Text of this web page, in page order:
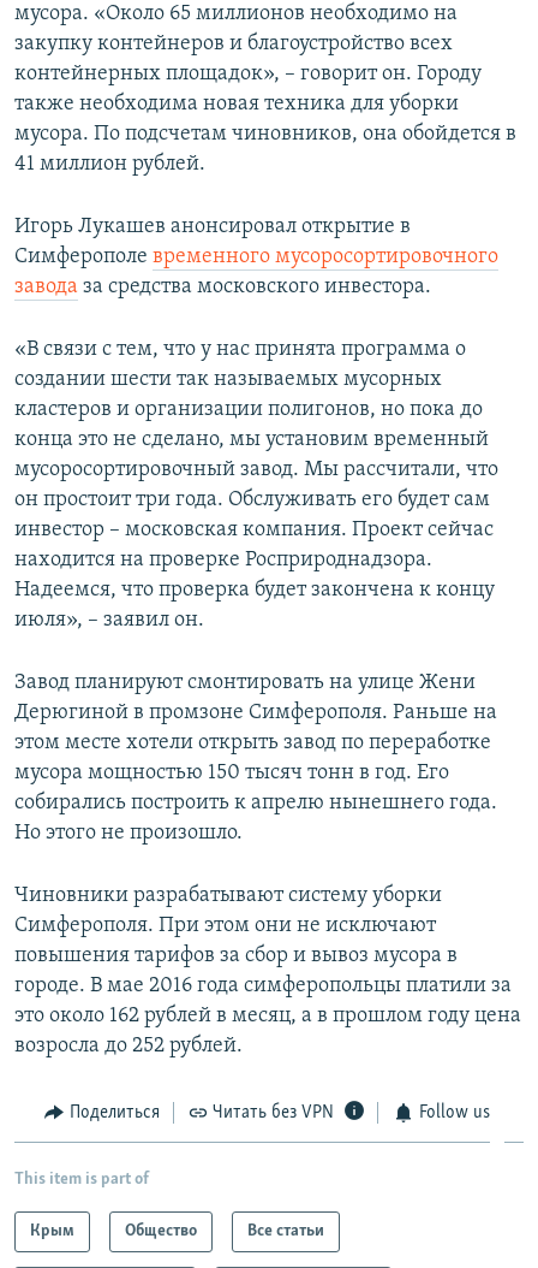
мусора. «Около 65 миллионов необходимо на
закупку контейнеров и благоустройство всех
контейнерных площадок», – говорит он. Городу
также необходима новая техника для уборки
мусора. По подсчетам чиновников, она обойдется в
41 миллион рублей.
Игорь Лукашев анонсировал открытие в
Симферополе временного мусоросортировочного
завода за средства московского инвестора.
«В связи с тем, что у нас принята программа о
создании шести так называемых мусорных
кластеров и организации полигонов, но пока до
конца это не сделано, мы установим временный
мусоросортировочный завод. Мы рассчитали, что
он простоит три года. Обслуживать его будет сам
инвестор – московская компания. Проект сейчас
находится на проверке Росприроднадзора.
Надеемся, что проверка будет закончена к концу
июля», – заявил он.
Завод планируют смонтировать на улице Жени
Дерюгиной в промзоне Симферополя. Раньше на
этом месте хотели открыть завод по переработке
мусора мощностью 150 тысяч тонн в год. Его
собирались построить к апрелю нынешнего года.
Но этого не произошло.
Чиновники разрабатывают систему уборки
Симферополя. При этом они не исключают
повышения тарифов за сбор и вывоз мусора в
городе. В мае 2016 года симферопольцы платили за
это около 162 рублей в месяц, а в прошлом году цена
возросла до 252 рублей.
Поделиться Читать без VPN Follow us
This item is part of
Крым Общество Все статьи